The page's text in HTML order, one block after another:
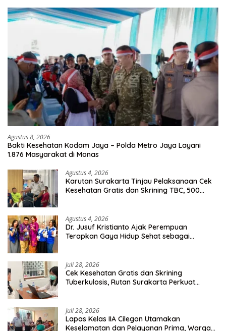
Agustus 8, 2026
Bakti Kesehatan Kodam Jaya – Polda Metro Jaya Layani
1.876 Masyarakat di Monas
Agustus 4, 2026
Karutan Surakarta Tinjau Pelaksanaan Cek
Kesehatan Gratis dan Skrining TBC, 500
Agustus 4, 2026
Dr. Jusuf Kristianto Ajak Perempuan
Terapkan Gaya Hidup Sehat sebagai
Juli 28, 2026
Cek Kesehatan Gratis dan Skrining
Tuberkulosis, Rutan Surakarta Perkuat
Juli 28, 2026
Lapas Kelas IIA Cilegon Utamakan
Keselamatan dan Pelayanan Prima, Warga